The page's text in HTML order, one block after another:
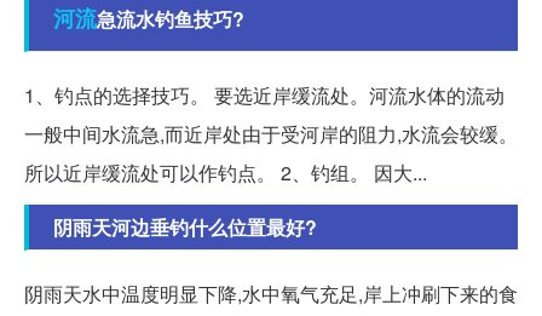
河流急流水钓鱼技巧?
1、钓点的选择技巧。 要选近岸缓流处。河流水体的流动
一般中间水流急,而近岸处由于受河岸的阻力,水流会较缓。
所以近岸缓流处可以作钓点。 2、钓组。 因大...
阴雨天河边垂钓什么位置最好?
阴雨天水中温度明显下降,水中氧气充足,岸上冲刷下来的食